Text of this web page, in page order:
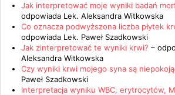
Jak interpretować moje wyniki badań
odpowiada Lek. Aleksandra Witkowska
Co oznacza podwyższona liczba płytek
odpowiada Lek. Paweł Szadkowski
Jak zinterpretować te wyniki krwi? –
Aleksandra Witkowska
Czy wyniki krwi mojego syna są
Paweł Szadkowski
Interpretacja wyniku WBC, erytrocytów,